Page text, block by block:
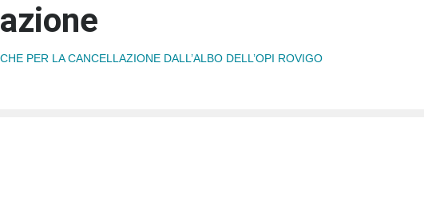
PER LA CANCELLAZIONE DALL’ALBO DELL’OPI ROVIGO